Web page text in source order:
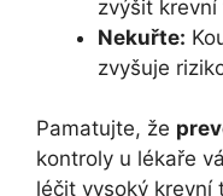
zvýšit krevní
Nekuřte:
zvyšuje
Pamatujte, že
kontroly u lékaře
léčit vysoký krevní